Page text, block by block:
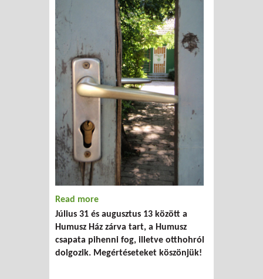
Read more
Július 31 és augusztus 13 között a
Humusz Ház zárva tart, a Humusz
csapata pihenni fog, illetve otthohról
dolgozik. Megértéseteket köszönjük!